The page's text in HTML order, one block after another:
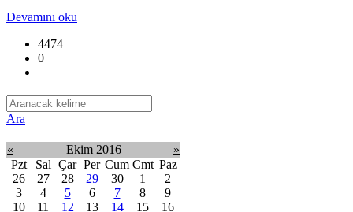
Devamını oku
4474
0
Ara
« Ekim 2016
»
Pzt
Sal Çar Per Cum Cmt Paz
26
27 28 29 30 1
2
3
4 5 6 7 8
9
10
11 12 13 14 15
16